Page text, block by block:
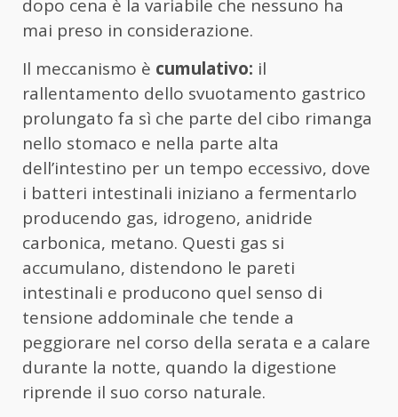
dopo cena è la variabile che nessuno ha
mai preso in considerazione.
Il meccanismo è cumulativo: il
rallentamento dello svuotamento gastrico
prolungato fa sì che parte del cibo rimanga
nello stomaco e nella parte alta
dell’intestino per un tempo eccessivo, dove
i batteri intestinali iniziano a fermentarlo
producendo gas, idrogeno, anidride
carbonica, metano. Questi gas si
accumulano, distendono le pareti
intestinali e producono quel senso di
tensione addominale che tende a
peggiorare nel corso della serata e a calare
durante la notte, quando la digestione
riprende il suo corso naturale.